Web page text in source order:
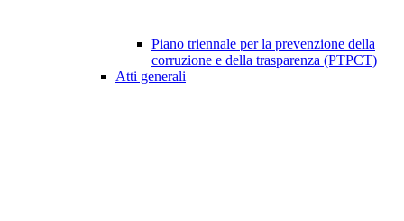
Piano triennale per la prevenzione della
corruzione e della trasparenza (PTPCT)
Atti generali